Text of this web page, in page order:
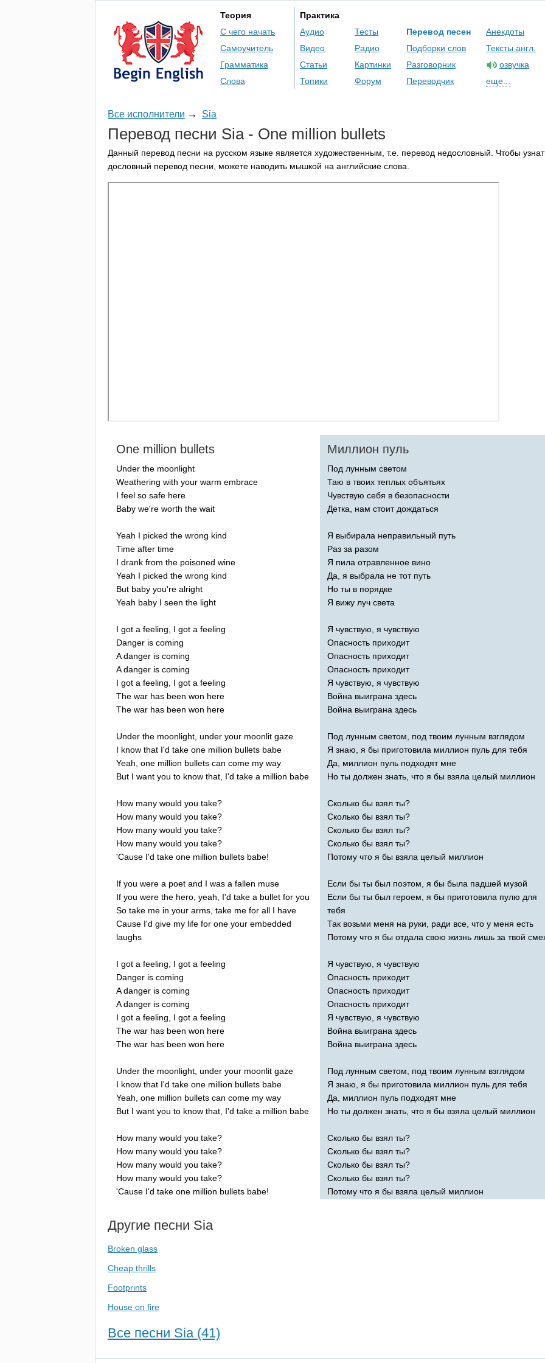
Теория
С чего начать
Самоучитель
Грамматика
Слова
Практика
Аудио
Видео
Статьи
Топики
Тесты
Радио
Картинки
Форум
Перевод песен
Подборки слов
Разговорник
Переводчик
Анекдоты
Тексты англ.
озвучка
еще...
Все исполнители → Sia
Перевод песни Sia- One million bullets
Данный перевод песни на русском языке является художественным, т.е. перевод недословный. Чтобы
дословный перевод песни, можете наводить мышкой на английские слова.
One million bullets
Under the moonlight
Weathering with your warm embrace
I feel so safe here
Baby we're worth the wait
Yeah I picked the wrong kind
Time after time
I drank from the poisoned wine
Yeah I picked the wrong kind
But baby you're alright
Yeah baby I seen the light
I got a feeling I got a feeling
Danger is coming
A danger is coming
A danger is coming
I got a feeling I got a feeling
The war has been won here
The war has been won here
Under the moonlight under your moonlit gaze
I know that I'd take one million bullets babe
Yeah one million bullets can come my way
But I want you to know that I'd take a million babe
How many would you take?
How many would you take?
How many would you take?
How many would you take?
'Cause I'd take one million bullets babe!
If you were a poet and I was a fallen muse
If you were the hero yeah I'd take a bullet for you
So take me in your arms take me for all I have
Cause I'd give my life for one your embedded
laughs
I got a feeling I got a feeling
Danger is coming
A danger is coming
A danger is coming
I got a feeling I got a feeling
The war has been won here
The war has been won here
Under the moonlight under your moonlit gaze
I know that I'd take one million bullets babe
Yeah one million bullets can come my way
But I want you to know that I'd take a million babe
How many would you take?
How many would you take?
How many would you take?
How many would you take?
'Cause I'd take one million bullets babe!
Миллион пуль
Под лунным светом
Таю в твоих теплых объятьях
Чувствую себя в безопасности
Детка, нам стоит дождаться
Я выбирала неправильный путь
Раз за разом
Я пила отравленное вино
Да, я выбрала не тот путь
Но ты в порядке
Я вижу луч света
Я чувствую, я чувствую
Опасность приходит
Опасность приходит
Опасность приходит
Я чувствую, я чувствую
Война выиграна здесь
Война выиграна здесь
Под лунным светом, под твоим лунным взглядом
Я знаю, я бы приготовила миллион пуль для тебя
Да, миллион пуль подходят мне
Но ты должен знать, что я бы взяла целый миллион
Сколько бы взял ты?
Сколько бы взял ты?
Сколько бы взял ты?
Сколько бы взял ты?
Потому что я бы взяла целый миллион
Если бы ты был поэтом, я бы была падшей музой
Если бы ты был героем, я бы приготовила пулю для
тебя
Так возьми меня на руки, ради все, что у меня есть
Потому что я бы отдала свою жизнь лишь за твой
Я чувствую, я чувствую
Опасность приходит
Опасность приходит
Опасность приходит
Я чувствую, я чувствую
Война выиграна здесь
Война выиграна здесь
Под лунным светом, под твоим лунным взглядом
Я знаю, я бы приготовила миллион пуль для тебя
Да, миллион пуль подходят мне
Но ты должен знать, что я бы взяла целый миллион
Сколько бы взял ты?
Сколько бы взял ты?
Сколько бы взял ты?
Сколько бы взял ты?
Потому что я бы взяла целый миллион
Другие песни Sia
Broken glass
Cheap thrills
Footprints
House on fire
Все песни Sia (41)